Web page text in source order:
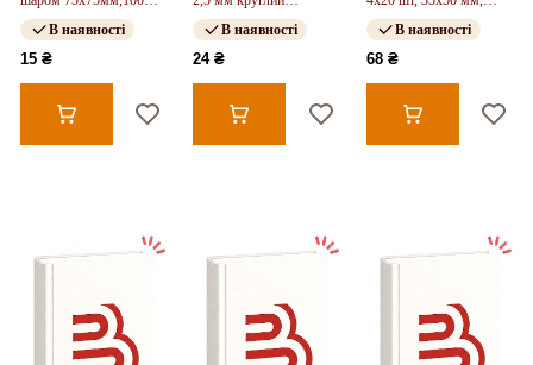
арк,яскр-жов
В наявності
15 ₴
оранжевий
В наявності
24 ₴
School
В наявності
68 ₴